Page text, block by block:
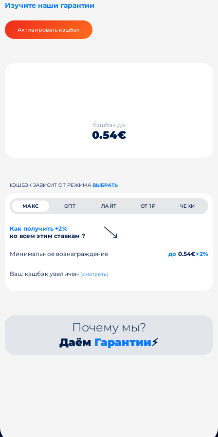
Изучите наши гарантии
Активировать кэшбэк
Кэшбэк до
0.54€
КЭШБЭК ЗАВИСИТ ОТ РЕЖИМА ВЫБРАТЬ
МАКС ОПТ ЛАЙТ ОТ 1₽ ЧЕКИ
Как получить +2%
ко всем этим ставкам ?
Минимальное вознаграждение до 0.54€+2%
Ваш кэшбэк увеличен (смотреть)
Почему мы?
Даём Гарантии⚡